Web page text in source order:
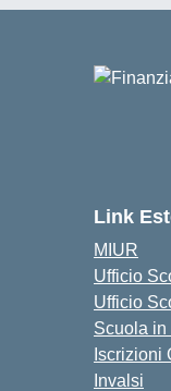
Link
MIUR
Ufficio
Ufficio
Scuola in
Iscrizioni
Invalsi